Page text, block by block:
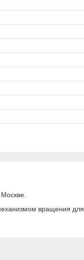
вращения для